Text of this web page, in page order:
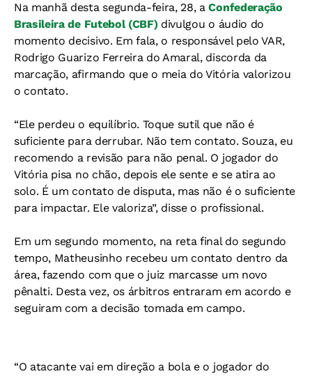
Na manhã desta segunda-feira, 28, aConfederação
Brasileira de Futebol (CBF)divulgou o áudio do
momento decisivo. Em fala, o responsável pelo VAR,
Rodrigo Guarizo Ferreira do Amaral, discorda da
marcação, afirmando que o meia do Vitória valorizou
o contato.
“Ele perdeu o equilíbrio. Toque sutil que não é
suficiente para derrubar. Não tem contato. Souza, eu
recomendo a revisão para não penal. O jogador do
Vitória pisa no chão, depois ele sente e se atira ao
solo. É um contato de disputa, mas não é o suficiente
para impactar. Ele valoriza”, disse o profissional.
Em um segundo momento, na reta final do segundo
tempo, Matheusinho recebeu um contato dentro da
área, fazendo com que o juiz marcasse um novo
pênalti. Desta vez, os árbitros entraram em acordo e
seguiram com a decisão tomada em campo.
“O atacante vai em direção a bola e o jogador do